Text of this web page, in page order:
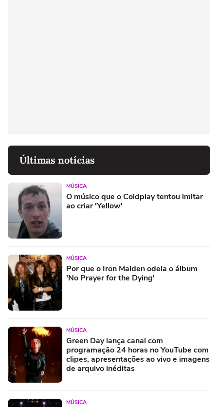
Últimas notícias
MÚSICA
O músico que o Coldplay tentou imitar
ao criar 'Yellow'
MÚSICA
Por que o Iron Maiden odeia o álbum
'No Prayer for the Dying'
MÚSICA
Green Day lança canal com
programação 24 horas no YouTube com
clipes, apresentações ao vivo e imagens
de arquivo inéditas
MÚSICA